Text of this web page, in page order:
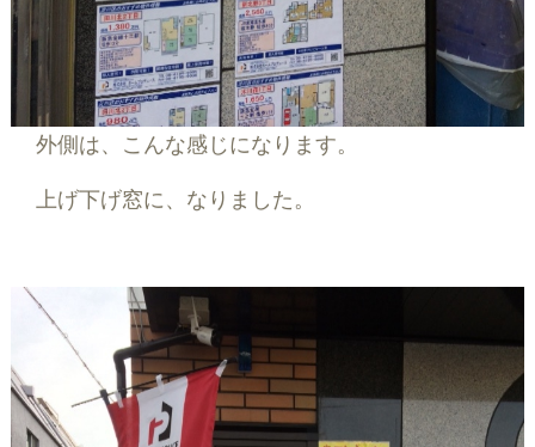
外側は、こんな感じになります。
上げ下げ窓に、なりました。